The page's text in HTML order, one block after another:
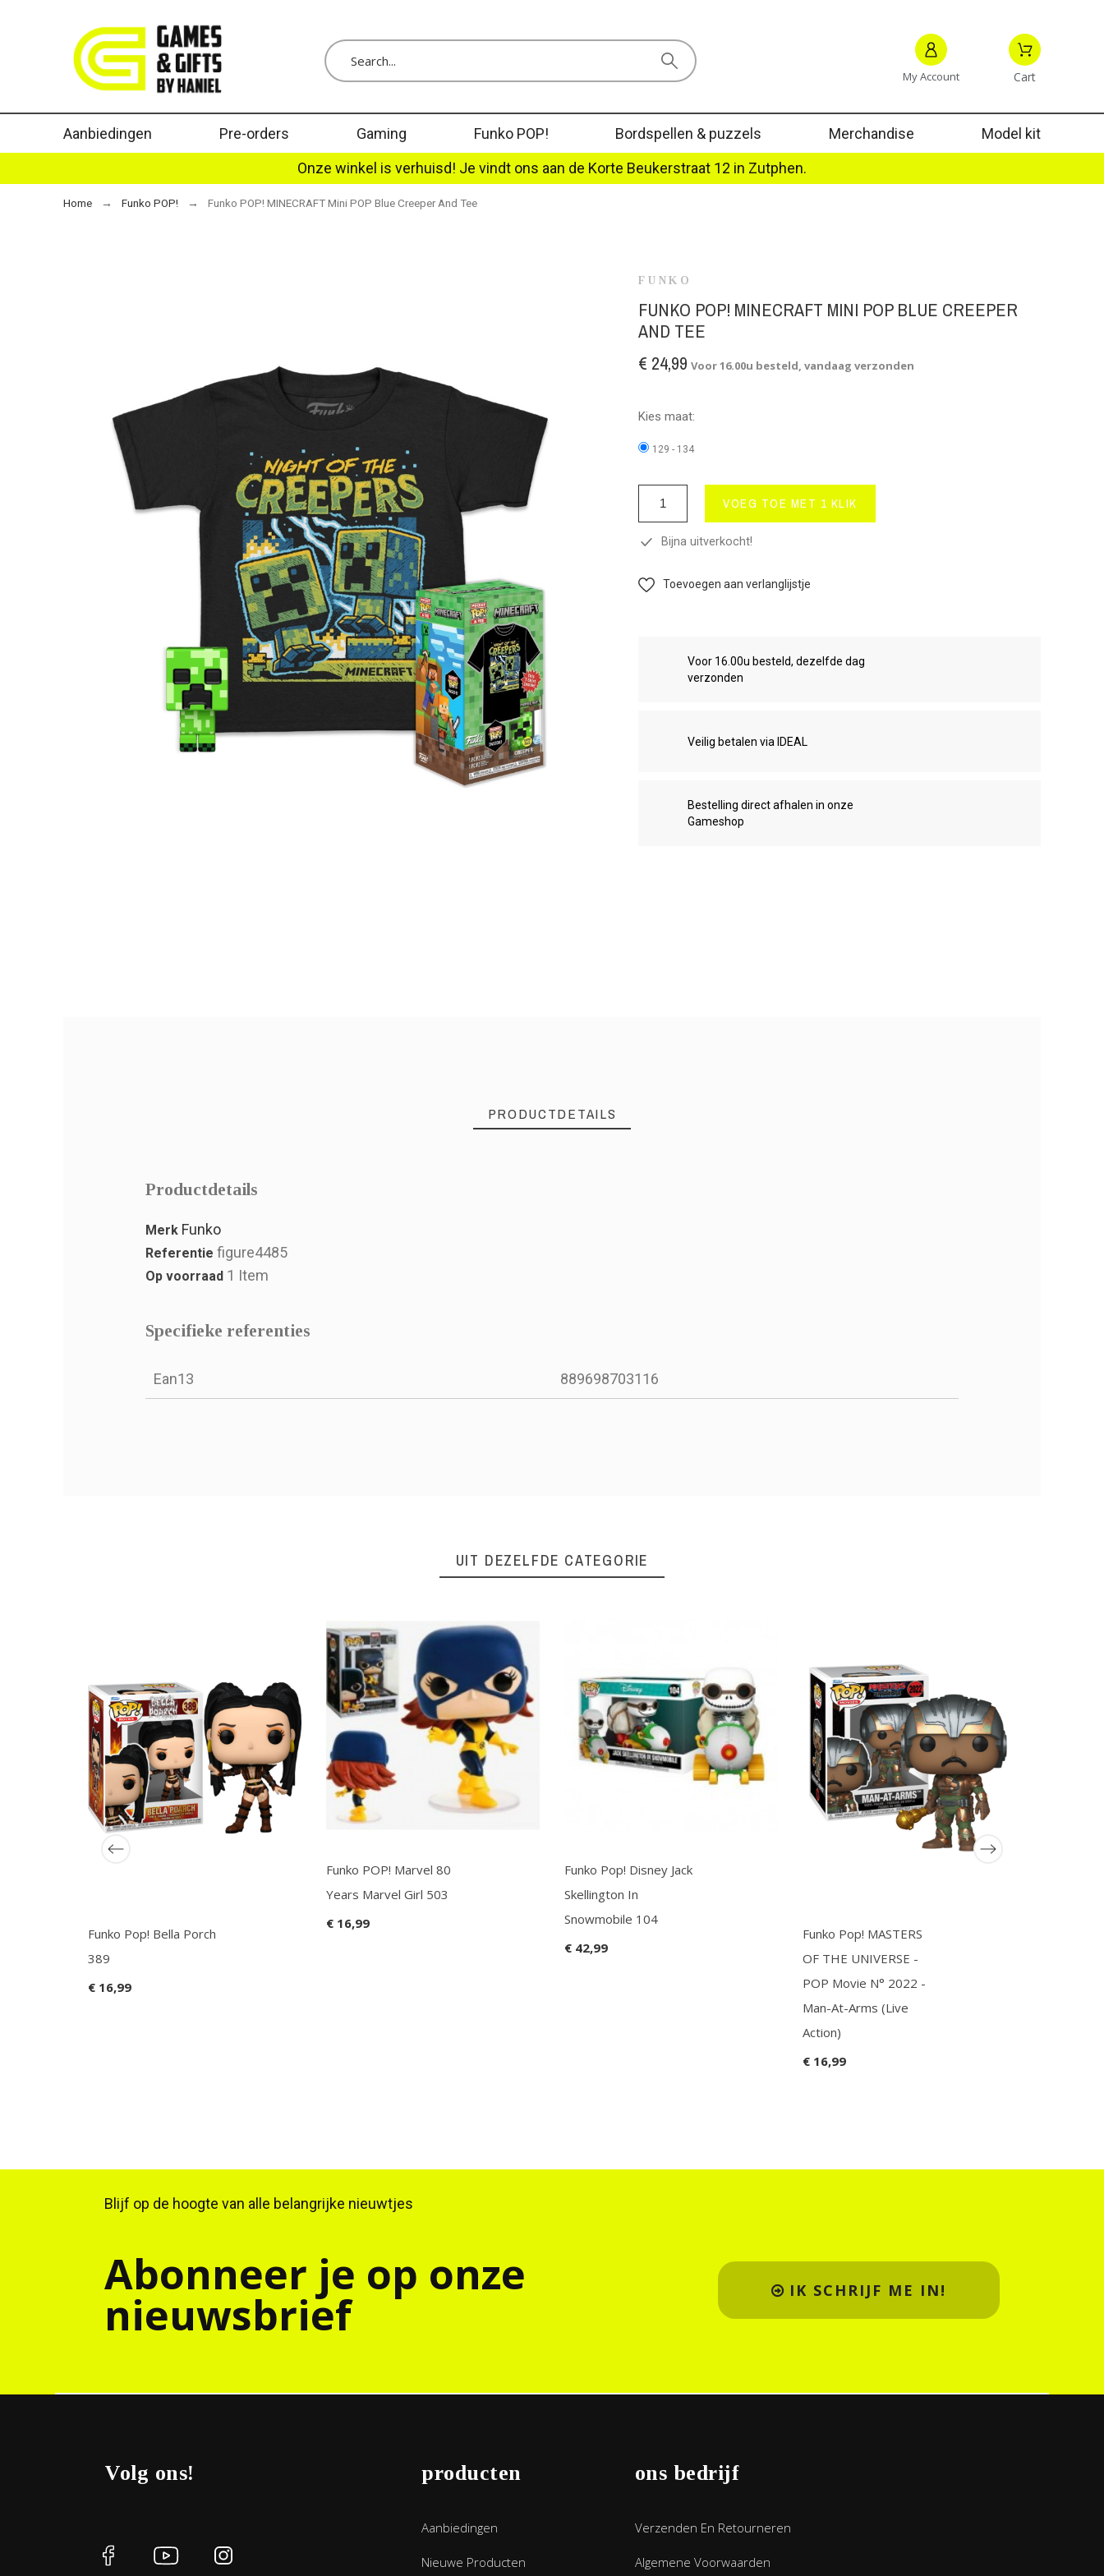
My Account Cart
Aanbiedingen Pre-orders Gaming Funko POP! Bordspellen & puzzels Merchandise
Model kit
Onze winkel is verhuisd! Je vindt ons aan de Korte Beukerstraat 12 in Zutphen.
Home Funko POP! Funko POP! MINECRAFT Mini POP Blue Creeper And Tee
FUNKO
FUNKO POP! MINECRAFT MINI POP BLUE CREEPER
AND TEE
€ 24,99 Voor 16.00u besteld, vandaag verzonden
Kies maat:
129 - 134
VOEG TOE MET 1 KLIK
Bijna uitverkocht!
Toevoegen aan verlanglijstje
Voor 16.00u besteld, dezelfde dag
verzonden
Veilig betalen via IDEAL
Bestelling direct afhalen in onze
Gameshop
PRODUCTDETAILS
Productdetails
Merk Funko
Referentiefigure4485
Op voorraad 1 Item
Specifieke referenties
Ean13 889698703116
UIT DEZELFDE CATEGORIE
Funko Pop! Bella Porch
389
€ 16,99
Funko POP! Marvel 80
Years Marvel Girl 503
€ 16,99
Funko Pop! Disney Jack
Skellington In
Snowmobile 104
€ 42,99
Funko Pop! MASTERS
OF THE UNIVERSE -
POP Movie N° 2022 -
Man-At-Arms (Live
Action)
€ 16,99
Blijf op de hoogte van alle belangrijke nieuwtjes
Abonneer je op onze
nieuwsbrief IK SCHRIJF ME IN!
Volg ons! producten
Aanbiedingen
Nieuwe Producten
ons bedrijf
Verzenden En Retourneren
Algemene Voorwaarden